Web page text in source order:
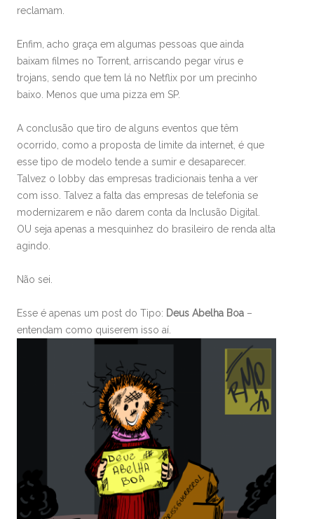
reclamam.
Enfim, acho graça em algumas pessoas que ainda
baixam filmes no Torrent, arriscando pegar vírus e
trojans, sendo que tem lá no Netflix por um precinho
baixo. Menos que uma pizza em SP.
A conclusão que tiro de alguns eventos que têm
ocorrido, como a proposta de limite da internet, é que
esse tipo de modelo tende a sumir e desaparecer.
Talvez o lobby das empresas tradicionais tenha a ver
com isso. Talvez a falta das empresas de telefonia se
modernizarem e não darem conta da Inclusão Digital.
OU seja apenas a mesquinhez do brasileiro de renda alta
agindo.
Não sei.
Esse é apenas um post do Tipo: Deus Abelha Boa –
entendam como quiserem isso aí.